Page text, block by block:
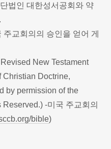
법인 대한성서공회와 약
교회의의 승인을 얻어 게
New Testament
Christian Doctrine,
by permission of the
-미국 주교회의
bible)